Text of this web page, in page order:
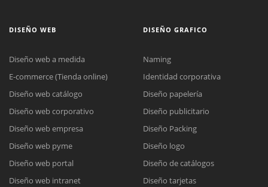
DISEÑO WEB
Diseño web a medida
E-commerce (Tienda online)
Diseño web catálogo
Diseño web corporativo
Diseño web empresa
Diseño web pyme
Diseño web portal
Diseño web intranet
DISEÑO GRAFICO
Naming
Identidad corporativa
Diseño papelería
Diseño publicitario
Diseño Packing
Diseño logo
Diseño de catálogos
Diseño tarjetas